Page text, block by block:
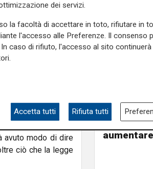
all’Avvocatura e
di Salis: “Ci vuole
elettorale,
per supportare i
inquilini ben oltre i
non è mai
avuto modo di dire
ciò che la legge
Bordilli
alle norme
Cpr
dei servizi.
la facoltà di accettare in toto, rifiutare in
l'accesso alle Preferenze. Il consenso
caso di rifiuto, l'accesso al sito
Accetta tutti Rifiuta tutti